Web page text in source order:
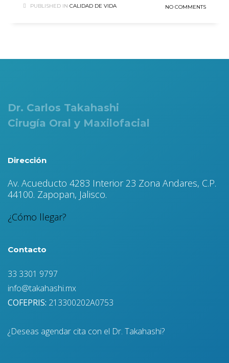
PUBLISHED IN CALIDAD DE VIDA NO COMMENTS
Dr. Carlos Takahashi
Cirugía Oral y Maxilofacial
Dirección
Av. Acueducto 4283 Interior 23 Zona Andares, C.P.
44100. Zapopan, Jalisco.
¿Cómo llegar?
Contacto
33 3301 9797
info@takahashi.mx
COFEPRIS: 213300202A0753
¿Deseas agendar cita con el Dr. Takahashi?